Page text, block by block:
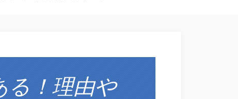
る！理由や